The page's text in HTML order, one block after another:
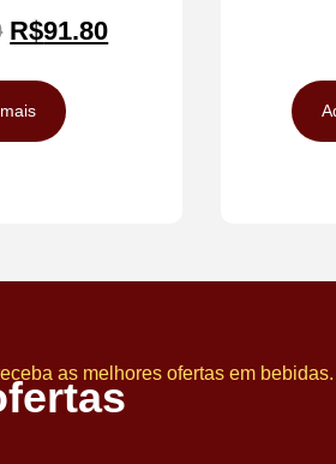
R$91.80
as melhores ofertas em bebidas.